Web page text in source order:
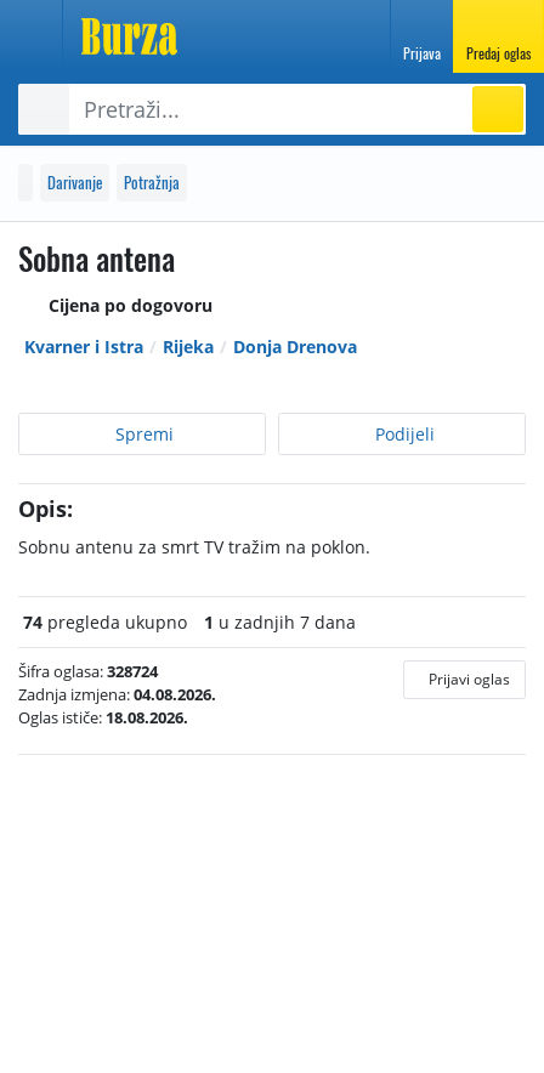
Prijava Predaj oglas
Darivanje Potražnja
Sobna antena
Cijena po dogovoru
Kvarner i Istra
Rijeka Donja Drenova
Spremi Podijeli
Opis:
Sobnu antenu za smrt TV tražim na poklon.
74 pregleda ukupno 1 u zadnjih 7 dana
Šifra oglasa:328724
Zadnja izmjena:04.08.2026.
Oglas ističe: 18.08.2026.
Prijavi oglas